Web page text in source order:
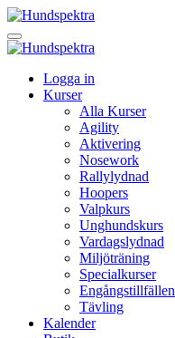
Logga in
Kurser
Alla Kurser
Agility
Aktivering
Nosework
Rallylydnad
Hoopers
Valpkurs
Unghundskurs
Vardagslydnad
Miljöträning
Specialkurser
Engångstillfällen
Tävling
Kalender